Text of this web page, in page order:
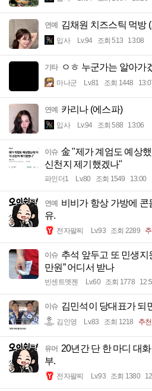
연예 김채원 치즈스틱 먹방
입사 Lv.94 조회 513 13:08
기타 ㅇㅎ 누군가는 알아가
마나군 Lv.81 조회 1448
연예 카리나 (에스파)
입사 Lv.94 조회 588 13:06
이슈 金 "제가 계엄도 예상
신천지 제기했겠나"
파인더1 Lv.80 조회 1549 13:00
연예 비비가 항상 가방에 콘
유.
전자팔찌 Lv.93 조회 2289
이슈 추석 앞두고 또 민생
만원” 어디서 받나
빈센트멧젠 Lv.60 조회 1778
이슈 김민석이 당대표가 되
김인영 Lv.83 조회 1218 추천
유머 20년간 단 한 마디 대
부.
전자팔찌 Lv.93 조회 1380